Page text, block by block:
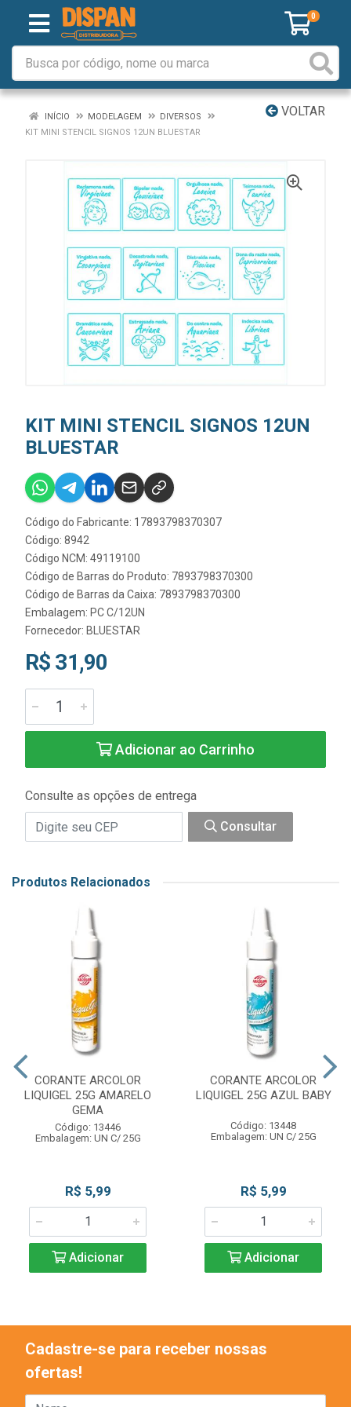
0
VOLTAR
INÍCIO MODELAGEM
DIVERSOS
KIT MINI STENCIL SIGNOS 12UN BLUESTAR
KIT MINI STENCIL SIGNOS 12UN
BLUESTAR
Código do Fabricante: 17893798370307
Código: 8942
Código NCM: 49119100
Código de Barras do Produto: 7893798370300
Código de Barras da Caixa: 7893798370300
Embalagem: PC C/12UN
Fornecedor: BLUESTAR
R$ 31,90
Adicionar ao Carrinho
Consulte as opções de entrega
Consultar
Produtos Relacionados
CORANTE ARCOLOR
LIQUIGEL 25G AMARELO
GEMA
Código: 13446
Embalagem: UN C/ 25G
R$ 5,99
Adicionar
CORANTE ARCOLOR
LIQUIGEL 25G AZUL BABY
Código: 13448
Embalagem: UN C/ 25G
R$ 5,99
Adicionar
Cadastre-se para receber nossas
ofertas!